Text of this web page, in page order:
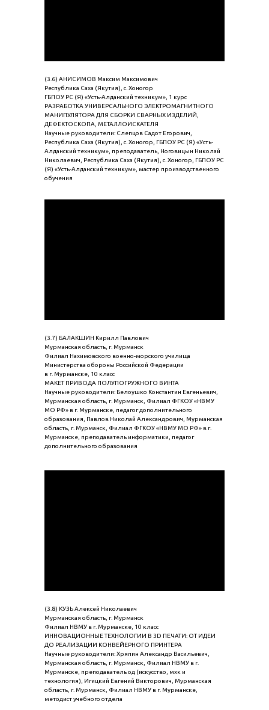
(3.6) АНИСИМОВ Максим Максимович
Республика Саха (Якутия), с. Хоногор
ГБПОУ РС (Я) «Усть-Алданский техникум», 1 курс
РАЗРАБОТКА УНИВЕРСАЛЬНОГО ЭЛЕКТРОМАГНИТНОГО
МАНИПУЛЯТОРА ДЛЯ СБОРКИ СВАРНЫХ ИЗДЕЛИЙ,
ДЕФЕКТОСКОПА, МЕТАЛЛОИСКАТЕЛЯ
Научные руководители: Слепцов Садот Егорович,
Республика Саха (Якутия), с. Хоногор, ГБПОУ РС (Я) «Усть-
Алданский техникум», преподаватель, Ноговицын Николай
Николаевич, Республика Саха (Якутия), с. Хоногор, ГБПОУ РС
(Я) «Усть-Алданский техникум», мастер производственного
обучения
(3.7) БАЛАКШИН Кирилл Павлович
Мурманская область, г. Мурманск
Филиал Нахимовского военно-морского училища
Министерства обороны Российской Федерации
в г. Мурманске, 10 класс
МАКЕТ ПРИВОДА ПОЛУПОГРУЖНОГО ВИНТА
Научные руководители: Белоушко Константин Евгеньевич,
Мурманская область, г. Мурманск, Филиал ФГКОУ «НВМУ
МО РФ» в г. Мурманске, педагог дополнительного
образования, Павлов Николай Александрович, Мурманская
область, г. Мурманск, Филиал ФГКОУ «НВМУ МО РФ» в г.
Мурманске, преподаватель информатики, педагог
дополнительного образования
(3.8) КУЗЬ Алексей Николаевич
Мурманская область, г. Мурманск
Филиал НВМУ в г. Мурманске, 10 класс
ИННОВАЦИОННЫЕ ТЕХНОЛОГИИ В 3D ПЕЧАТИ: ОТ ИДЕИ
ДО РЕАЛИЗАЦИИ КОНВЕЙЕРНОГО ПРИНТЕРА
Научные руководители: Хряпин Александр Васильевич,
Мурманская область, г. Мурманск, Филиал НВМУ в г.
Мурманске, преподаватель од (искусство, мхк и
технология), Игицкий Евгений Викторович, Мурманская
область, г. Мурманск, Филиал НВМУ в г. Мурманске,
методист учебного отдела